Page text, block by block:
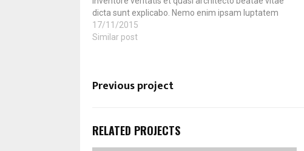
dicta sunt explicabo. Nemo enim ipsam luptatem
quia voluptas sit aspernatur aut odit aut fugit, sed
quia consequuntur magni dolores eos qui…
17/11/2015
Similar post
Previous project
RELATED PROJECTS